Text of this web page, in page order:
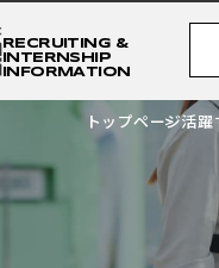
RECRUITING &
INTERNSHIP
INFORMATION
トップページ活躍